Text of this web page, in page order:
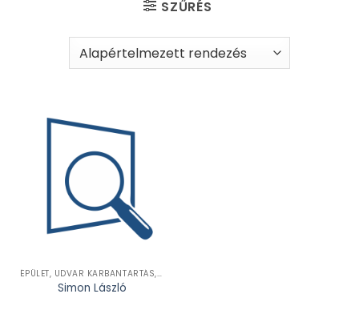
SZŰRÉS
ÉPÜLET, UDVAR KARBANTARTÁS, FELÚJÍTÁS, SZERELÉS
Simon László